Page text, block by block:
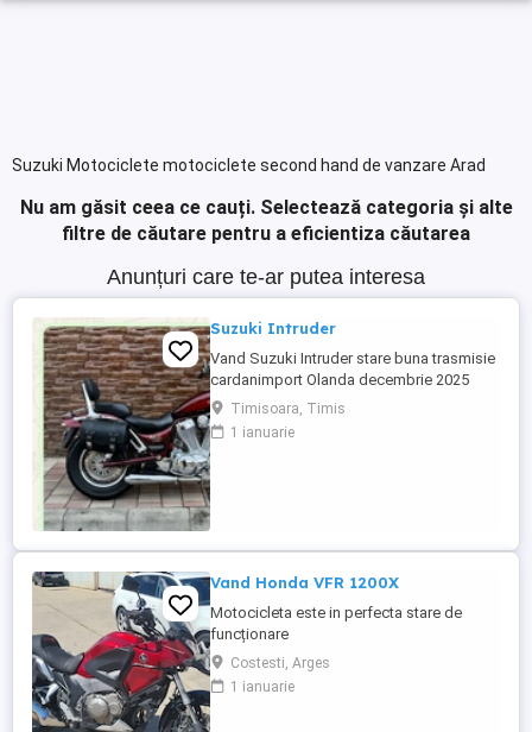
Suzuki Motociclete motociclete second hand de vanzare Arad
Nu am găsit ceea ce cauți. Selectează categoria și alte
filtre de căutare pentru a eficientiza căutarea
Anunțuri care te-ar putea interesa
Suzuki Intruder
Vand Suzuki Intruder stare buna trasmisie
cardanimport Olanda decembrie 2025
inmatriculat RO IN FEBRUARIE Nu raspund
la mesaje.Schimb cu ATV plus sau minus
diferenta
Timisoara, Timis
1 ianuarie
Vand Honda VFR 1200X
Motocicleta este in perfecta stare de
funcționare
Costesti, Arges
1 ianuarie